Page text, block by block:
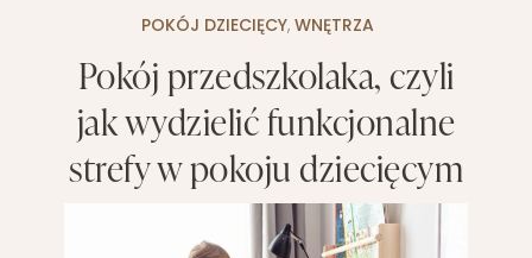
POKÓJ DZIECIĘCY, WNĘTRZA
Pokój przedszkolaka, czyli
jak wydzielić funkcjonalne
strefy w pokoju dziecięcym